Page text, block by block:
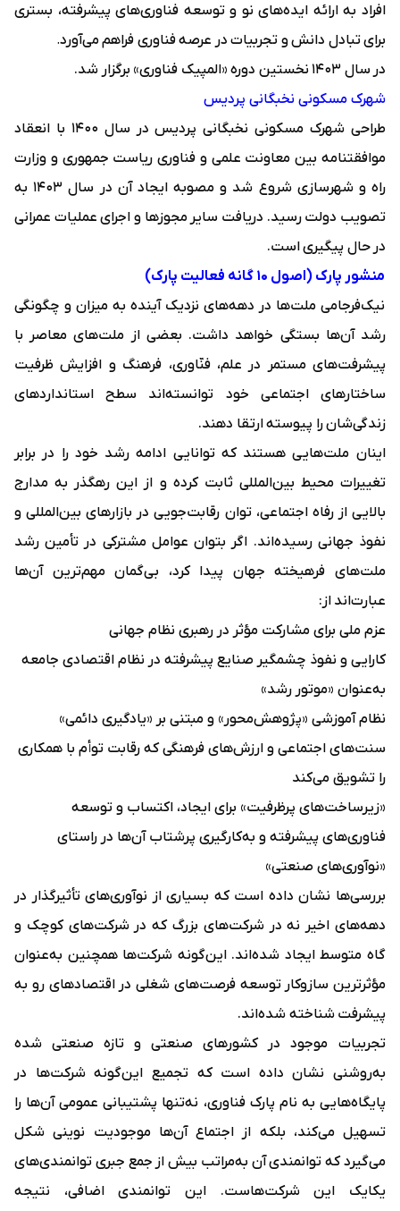
افراد به ارائه ایده‌های نو و توسعه فناوری‌های پیشرفته، بستری
برای تبادل دانش و تجربیات در عرصه فناوری فراهم می‌آورد.
در سال 1403 نخستین دوره « المپیک فناوری» برگزار شد.
شهرک مسکونی نخبگانی پردیس
طراحی شهرک مسکونی نخبگانی پردیس در سال 1400 با انعقاد
موافقتنامه بین معاونت علمی و فناوری ریاست جمهوری و وزارت
راه و شهرسازی شروع شد و مصوبه ایجاد آن در سال 1403 به
تصویب دولت رسید. دریافت سایر مجوزها و اجرای عملیات عمرانی
در حال پیگیری است.
منشور پارک (اصول ۱۰ گانه فعالیت پارک)
نیک‌فرجامی ملت‌ها در دهه‌های نزدیک آینده به میزان و چگونگی
رشد آن‌ها بستگی خواهد داشت. بعضی از ملت‌های معاصر با
پیشرفت‌های مستمر در علم، فنّاوری، فرهنگ و افزایش ظرفیت
ساختارهای اجتماعی خود توانسته‌اند سطح استانداردهای
زندگی‌شان را پیوسته ارتقا دهند.
اینان ملت‌هایی هستند که توانایی ادامه رشد خود را در برابر
تغییرات محیط بین‌المللی ثابت کرده و از این رهگذر به مدارج
بالایی از رفاه اجتماعی، توان رقابت‌جویی در بازارهای بین‌المللی و
نفوذ جهانی رسیده‌اند. اگر بتوان عوامل مشترکی در تأمین رشد
ملت‌های فرهیخته جهان پیدا کرد، بی‌گمان مهم‌ترین آن‌ها
عبارت‌اند از:
عزم ملی برای مشارکت مؤثر در رهبری نظام جهانی
کارایی و نفوذ چشمگیر صنایع پیشرفته در نظام اقتصادی جامعه
به‌عنوان «موتور رشد»
نظام آموزشی «پژوهش‌محور» و مبتنی بر «یادگیری دائمی»
سنت‌های اجتماعی و ارزش‌های فرهنگی که رقابت توأم با همکاری
را تشویق می‌کند
«زیرساخت‌های پرظرفیت» برای ایجاد، اکتساب و توسعه
فناوری‌های پیشرفته و به‌کارگیری پرشتاب آن‌ها در راستای
«نوآوری‌های صنعتی»
بررسی‌ها نشان داده است که بسیاری از نوآوری‌های تأثیرگذار در
دهه‌های اخیر نه در شرکت‌های بزرگ که در شرکت‌های کوچک و
گاه متوسط ایجاد شده‌اند. این‌گونه شرکت‌ها همچنین به‌عنوان
مؤثرترین سازوکار توسعه فرصت‌های شغلی در اقتصادهای رو به
پیشرفت شناخته شده‌اند.
تجربیات موجود در کشورهای صنعتی و تازه صنعتی شده
به‌روشنی نشان داده است که تجمیع این‌گونه شرکت‌ها در
پایگاه‌هایی به نام پارک فناوری، نه‌تنها پشتیبانی عمومی آن‌ها را
تسهیل می‌کند، بلکه از اجتماع آن‌ها موجودیت نوینی شکل
می‌گیرد که توانمندی آن به‌مراتب بیش از جمع جبری توانمندی‌های
یکایک این شرکت‌هاست. این توانمندی اضافی، نتیجه